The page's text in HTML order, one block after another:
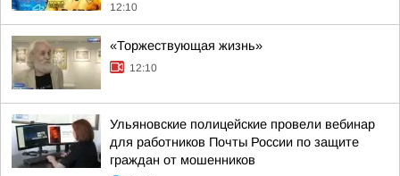
12:10
«Торжествующая жизнь»
12:10
Ульяновские полицейские провели вебинар
для работников Почты России по защите
граждан от мошенников